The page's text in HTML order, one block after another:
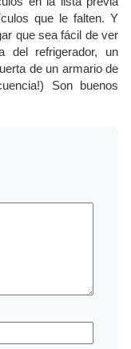
que le falten. Y
que sea fácil de ver
del refrigerador, un
de un armario de
Son buenos